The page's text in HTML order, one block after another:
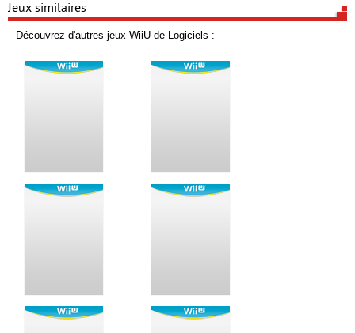
Jeux similaires
Découvrez d'autres jeux WiiU de Logiciels :